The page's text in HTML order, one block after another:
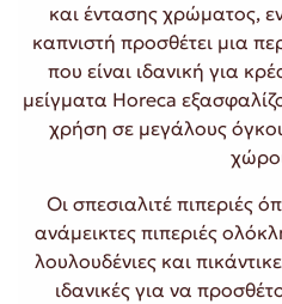
και έντασης χρώματος,
καπνιστή προσθέτει μια
που είναι ιδανική για
μείγματα Horeca
χρήση σε μεγάλους
Οι σπεσιαλιτέ πιπεριές
ανάμεικτες πιπεριές
λουλουδένιες και
ιδανικές για να